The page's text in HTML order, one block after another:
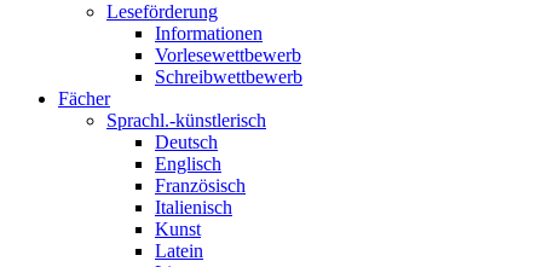
Leseförderung
Informationen
Vorlesewettbewerb
Schreibwettbewerb
Fächer
Sprachl.-künstlerisch
Deutsch
Englisch
Französisch
Italienisch
Kunst
Latein